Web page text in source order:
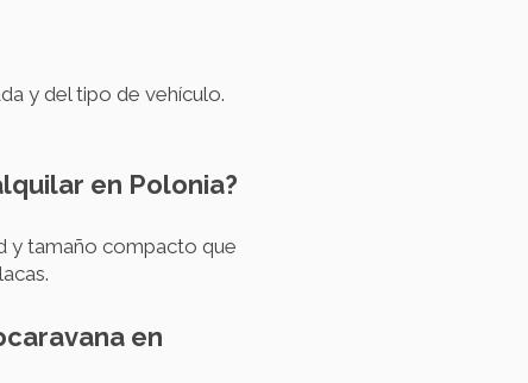
y del tipo de vehículo.
en Polonia?
y tamaño compacto que
en